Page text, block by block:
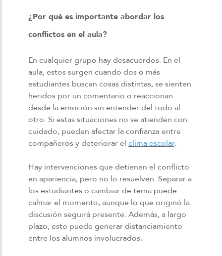
¿Por qué es importante abordar los
conflictos en el aula?
En cualquier grupo hay desacuerdos. En el
aula, estos surgen cuando dos o más
estudiantes buscan cosas distintas, se sienten
heridos por un comentario o reaccionan
desde la emoción sin entender del todo al
otro. Si estas situaciones no se atienden con
cuidado, pueden afectar la confianza entre
compañeros y deteriorar el clima escolar.
Hay intervenciones que detienen el conflicto
en apariencia, pero no lo resuelven. Separar a
los estudiantes o cambiar de tema puede
calmar el momento, aunque lo que originó la
discusión seguirá presente. Además, a largo
plazo, esto puede generar distanciamiento
entre los alumnos involucrados.